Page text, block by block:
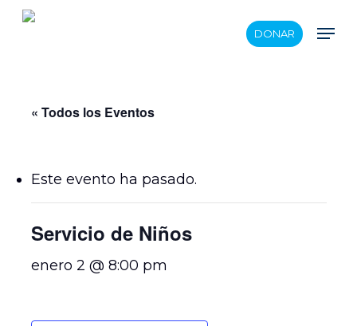
Skip
DONAR Menu
« Todos los Eventos
Este evento ha pasado.
Servicio de Niños
enero 2 @ 8:00 pm